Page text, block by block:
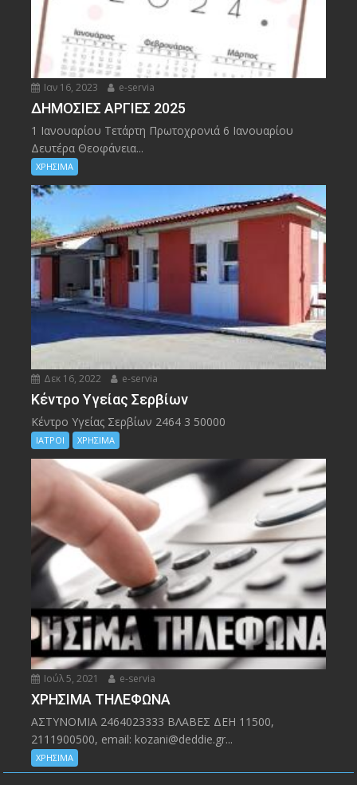
Ιαν 16, 2023 e-servia
ΔΗΜΟΣΙΕΣ ΑΡΓΙΕΣ 2025
1 Ιανουαρίου Τετάρτη Πρωτοχρονιά 6 Ιανουαρίου
Δευτέρα Θεοφάνεια...
ΧΡΗΣΙΜΑ
Δεκ 16, 2022 e-servia
Kέντρο Υγείας Σερβίων
Kέντρο Υγείας Σερβίων 2464 3 50000
ΙΑΤΡΟΙ ΧΡΗΣΙΜΑ
Ιούλ 5, 2021 e-servia
ΧΡΗΣΙΜΑ ΤΗΛΕΦΩΝΑ
ΑΣΤΥΝΟΜΙΑ 2464023333 ΒΛΑΒΕΣ ΔΕΗ 11500,
2111900500, email: kozani@deddie.gr...
ΧΡΗΣΙΜΑ